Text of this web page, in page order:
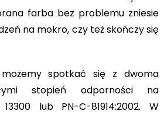
farba bez problemu zniesie
na mokro, czy też skończy się
spotkać się z dwoma
stopień odporności na
lub PN-C-81914:2002. W